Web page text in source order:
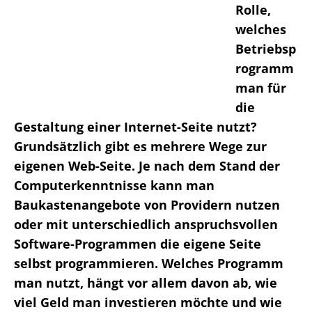
Rolle,
welches
Betriebsp
rogramm
man für
die
Gestaltung einer Internet-Seite nutzt?
Grundsätzlich gibt es mehrere Wege zur
eigenen Web-Seite. Je nach dem Stand der
Computerkenntnisse kann man
Baukastenangebote von Providern nutzen
oder mit unterschiedlich anspruchsvollen
Software-Programmen die eigene Seite
selbst programmieren. Welches Programm
man nutzt, hängt vor allem davon ab, wie
viel Geld man investieren möchte und wie